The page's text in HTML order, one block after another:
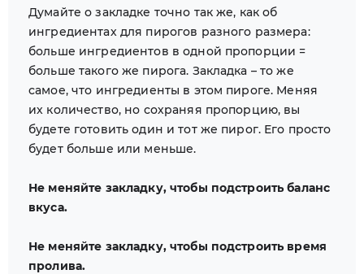
Думайте о закладке точно так же, как об
ингредиентах для пирогов разного размера:
больше ингредиентов в одной пропорции =
больше такого же пирога. Закладка – то же
самое, что ингредиенты в этом пироге. Меняя
их количество, но сохраняя пропорцию, вы
будете готовить один и тот же пирог. Его просто
будет больше или меньше.
Не меняйте закладку, чтобы подстроить баланс
вкуса.
Не меняйте закладку, чтобы подстроить время
пролива.